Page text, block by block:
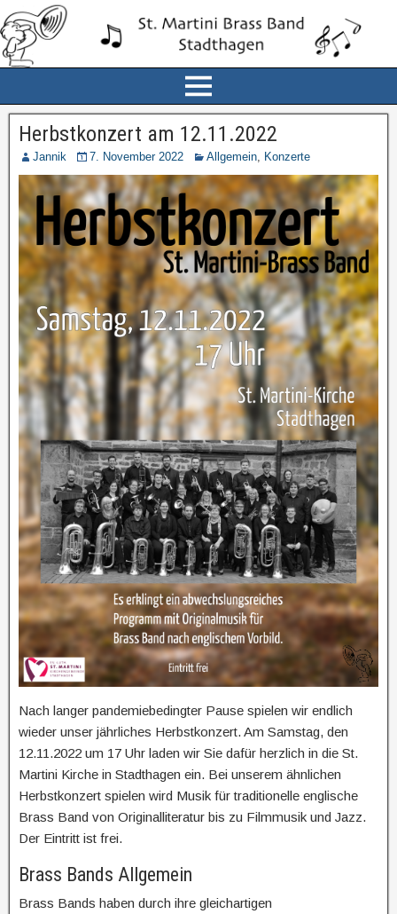
Herbstkonzert am 12.11.2022
Jannik 7. November 2022 Allgemein, Konzerte
Nach langer pandemiebedingter Pause spielen wir endlich
wieder unser jährliches Herbstkonzert. Am Samstag, den
12.11.2022 um 17 Uhr laden wir Sie dafür herzlich in die St.
Martini Kirche in Stadthagen ein. Bei unserem ähnlichen
Herbstkonzert spielen wird Musik für traditionelle englische
Brass Band von Originalliteratur bis zu Filmmusik und Jazz.
Der Eintritt ist frei.
Brass Bands Allgemein
Brass Bands haben durch ihre gleichartigen